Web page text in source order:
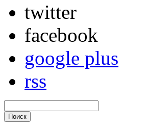
twitter
facebook
google plus
rss